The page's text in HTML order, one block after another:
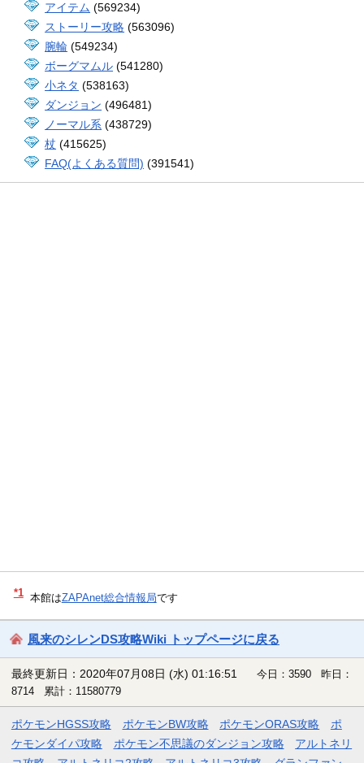
アイテム (569234)
ストーリー攻略 (563096)
腕輪 (549234)
ボーグマムル (541280)
小ネタ (538163)
ダンジョン (496481)
ノーマル系 (438729)
杖 (415625)
FAQ(よくある質問) (391541)
*1 本館はZAPAnet総合情報局です
風来のシレンDS攻略Wiki トップページに戻る
最終更新日：2020年07月08日 (水) 01:16:51
今日：3590 昨日：
8714 累計：11580779
ポケモンHGSS攻略 ポケモンBW攻略 ポケモンORAS攻略
ポ
ケモンダイパ攻略
ポケモン不思議のダンジョン攻略
アルトネリ